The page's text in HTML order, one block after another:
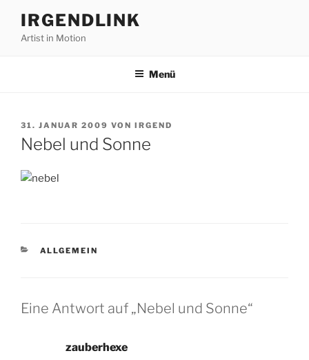
Inhalt
springen
IRGENDLINK
Artist in Motion
Menü
VERÖFFENTLICHT
AM
31. JANUAR 2009 VON IRGEND
Nebel und Sonne
KATEGORIEN
ALLGEMEIN
Eine Antwort auf „Nebel und Sonne“
zauberhexe